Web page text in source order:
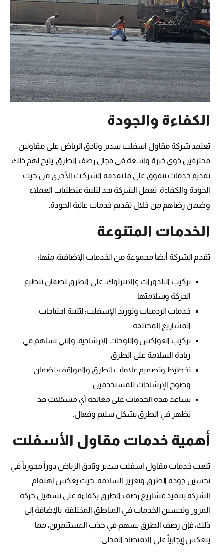
الكفاءة والجودة
تعتمد شركة مقاول اسفلت سدير وثادق الرياض على مقاولين
محترفين ذوي خبرة واسعة في مجال رصف الطرق. يتيح لهم ذلك
تقديم خدمات تتفوق على ما تقدمه الشركات الأخرى من حيث
الجودة والكفاءة. تعمل الشركة بجد لتلبية متطلبات العملاء
وضمان رضاهم من خلال تقديم خدمات عالية الجودة.
الخدمات المتنوعة
تقدم الشركة أيضاً مجموعة من الخدمات الإضافية، منها:
تركيب البلدورات والانترلوك: على الطرق لضمان تنظيم
الحركة وسلامتها.
خدمات الردميات وتوريد الإسفلت: لتلبية احتياجات
المشاريع المختلفة.
تركيب العواكس واللوحات الإرشادية: والتي تساهم في
زيادة السلامة على الطرق.
تخطيط وتصميم علامات الطرق والمواقف: لضمان
وضوح الإرشادات للمستخدمين.
تساعد هذه الخدمات على معالجة أي مشكلات قد
تظهر في الطرق بشكل سليم وفعال.
أهمية خدمات مقاول الأسفلت
تلعب خدمات مقاول اسفلت سدير وثادق الرياض دوراً محورياً في
تحسين جودة الطرق وتعزيز السلامة. حيث يعكس اهتمام
الشركة بتنفيذ مشاريع رصف الطرق بكفاءة على تسهيل حركة
المرور وتحسين الخدمات في المناطق المختلفة. بالإضافة إلى
ذلك، فإن رصف الطرق يسهم في جذب المستثمرين، مما
ينعكس إيجابياً على الاقتصاد المحلي.